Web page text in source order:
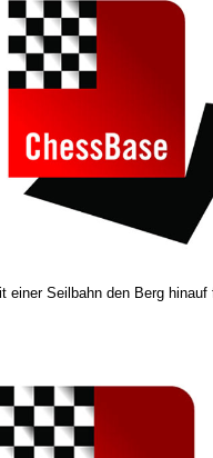
einer Seilbahn den Berg hinauf